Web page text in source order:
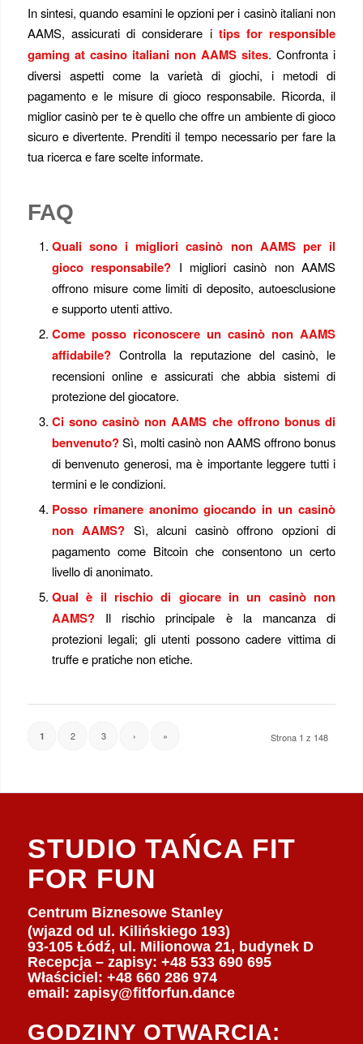
In sintesi, quando esamini le opzioni per i casinò italiani non
AAMS, assicurati di considerare i tips for responsible
gaming at casino italiani non AAMS sites. Confronta i
diversi aspetti come la varietà di giochi, i metodi di
pagamento e le misure di gioco responsabile. Ricorda, il
miglior casinò per te è quello che offre un ambiente di gioco
sicuro e divertente. Prenditi il tempo necessario per fare la
tua ricerca e fare scelte informate.
FAQ
Quali sono i migliori casinò non AAMS per il
gioco responsabile? I migliori casinò non AAMS
offrono misure come limiti di deposito, autoesclusione
e supporto utenti attivo.
Come posso riconoscere un casinò non AAMS
affidabile?Controlla la reputazione del casinò, le
recensioni online e assicurati che abbia sistemi di
protezione del giocatore.
Ci sono casinò non AAMS che offrono bonus di
benvenuto?Sì, molti casinò non AAMS offrono bonus
di benvenuto generosi, ma è importante leggere tutti i
termini e le condizioni.
Posso rimanere anonimo giocando in un casinò
non AAMS? Sì, alcuni casinò offrono opzioni di
pagamento come Bitcoin che consentono un certo
livello di anonimato.
Qual è il rischio di giocare in un casinò non
AAMS?Il rischio principale è la mancanza di
protezioni legali; gli utenti possono cadere vittima di
truffe e pratiche non etiche.
Strona 1 z 148
1 2 3 › »
STUDIO TAŃCA FIT
FOR FUN
Centrum Biznesowe Stanley
(wjazd od ul. Kilińskiego 193)
93-105 Łódź, ul. Milionowa 21, budynek D
Recepcja – zapisy: +48 533 690 695
Właściciel: +48 660 286 974
email: zapisy@fitforfun.dance
GODZINY OTWARCIA: